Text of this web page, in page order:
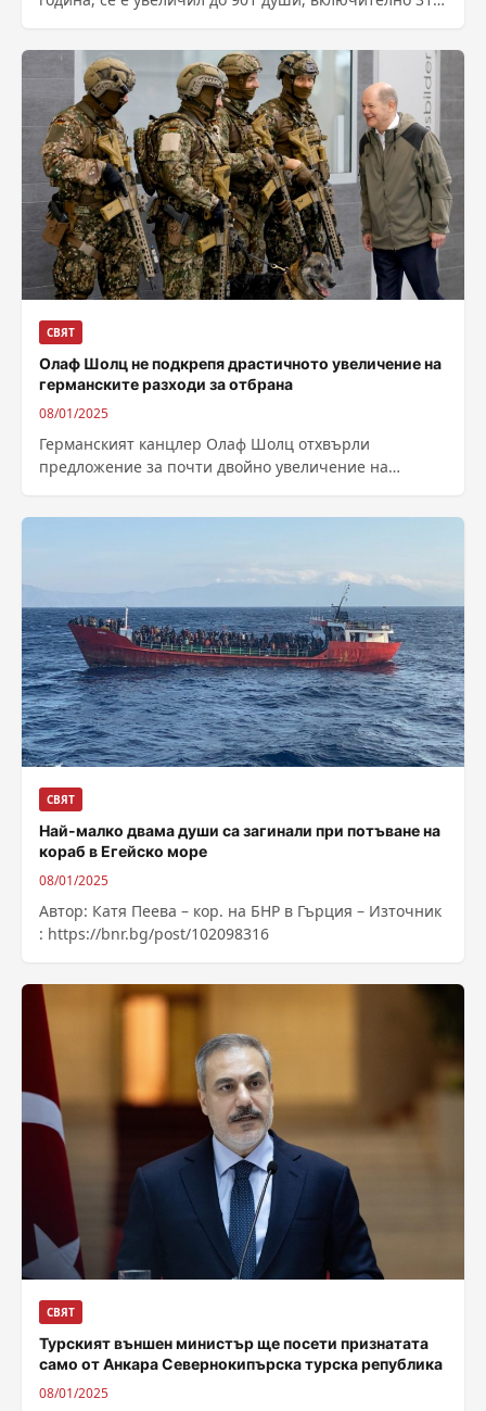
СВЯТ
Олаф Шолц не подкрепя драстичното увеличение на
германските разходи за отбрана
08/01/2025
Германският канцлер Олаф Шолц отхвърли
предложение за почти двойно увеличение на
СВЯТ
Най-малко двама души са загинали при потъване на
кораб в Егейско море
08/01/2025
Автор: Катя Пеева – кор. на БНР в Гърция – Източник
: https://bnr.bg/post/102098316
СВЯТ
Турският външен министър ще посети признатата
само от Анкара Севернокипърска турска република
08/01/2025